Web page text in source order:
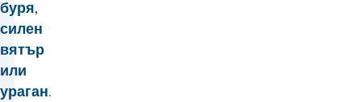
буря,
силен
вятър
или
ураган.